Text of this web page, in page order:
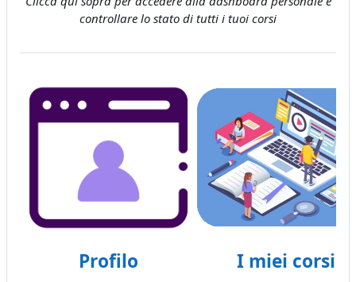
controllare lo stato di tutti i tuoi corsi
Profilo I miei corsi